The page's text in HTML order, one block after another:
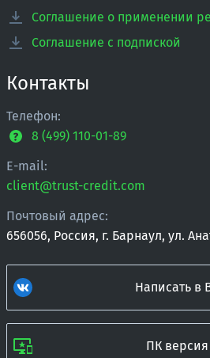
Соглашение о применении
Соглашение с подпиской
Контакты
Телефон:
8 (499) 110-01-89
E-mail:
client@trust-credit.com
Почтовый адрес:
656056, Россия, г. Барнаул, ул.
Написать в
ПК версия